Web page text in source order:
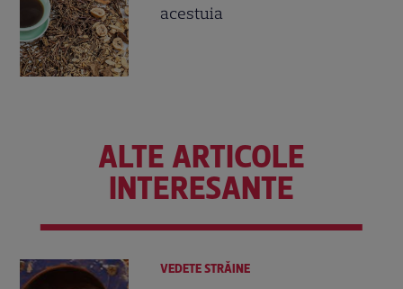
acestuia
ALTE ARTICOLE
INTERESANTE
VEDETE STRĂINE